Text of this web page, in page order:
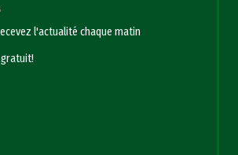
l'actualité chaque matin